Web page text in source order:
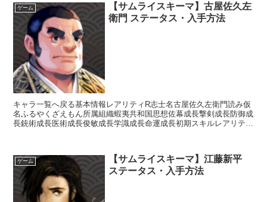
ゲーム
【サムライスキーマ】古屋佐久左
衛門 ステータス・入手方法
キャラ一覧へ戻る基本情報レアリティR志士名古屋佐久左衛門読み仮
名ふるやくざえもん所属組織蝦夷共和国思想佐幕成長撃剣成長防御成
長銃術成長医術成長俊敏成長学識成長命運成長初期スキルレアリティ
ゲーム
【サムライスキーマ】江藤新平
ステータス・入手方法